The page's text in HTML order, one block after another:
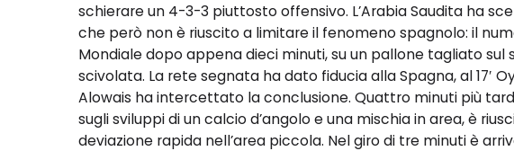
schierare un 4-3-3 piuttosto offensivo. L’Arabia Saudita ha
che però non è riuscito a limitare il fenomeno spagnolo: il
Mondiale dopo appena dieci minuti, su un pallone tagliato
scivolata. La rete segnata ha dato fiducia alla Spagna, al 17′
Alowais ha intercettato la conclusione. Quattro minuti più
sugli sviluppi di un calcio d’angolo e una mischia in area, è
deviazione rapida nell’area piccola. Nel giro di tre minuti è